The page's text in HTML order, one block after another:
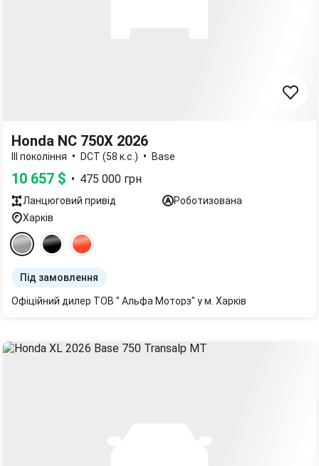
Honda NC 750X 2026
III покоління • DCT (58 к.с.) • Base
10 657 $ • 475 000 грн
Ланцюговий привід
Роботизована
Харків
Під замовлення
Офіційний дилер ТОВ " Альфа Моторз" у м. Харків